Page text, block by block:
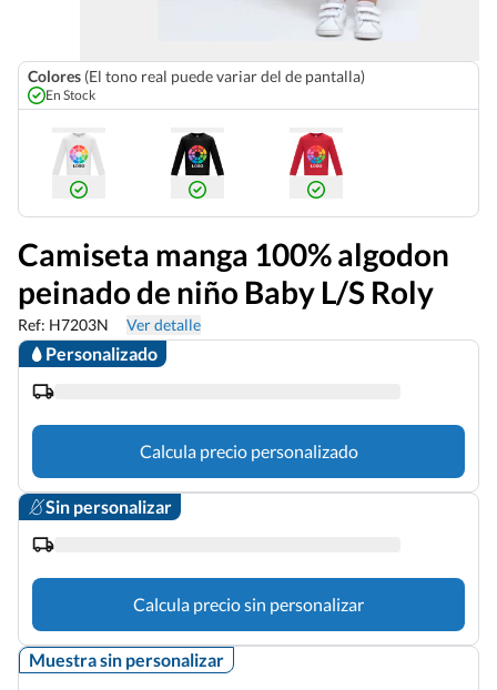
Colores (El tono real puede variar del de pantalla)
En Stock
Camiseta manga 100% algodon
peinado de niño Baby L/S Roly
Ref: H7203N Ver detalle
Personalizado
Calcula precio personalizado
Sin personalizar
Calcula precio sin personalizar
Muestra sin personalizar